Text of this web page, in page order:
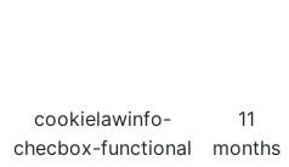
cookielawinfo-
checbox-functional
11
months